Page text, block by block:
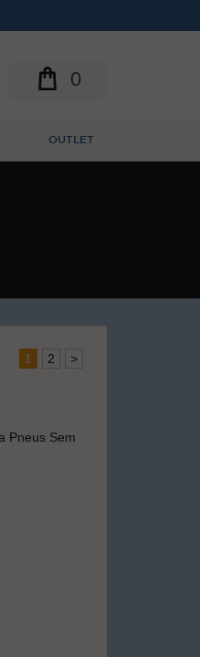
0
OUTLET
1 2 >